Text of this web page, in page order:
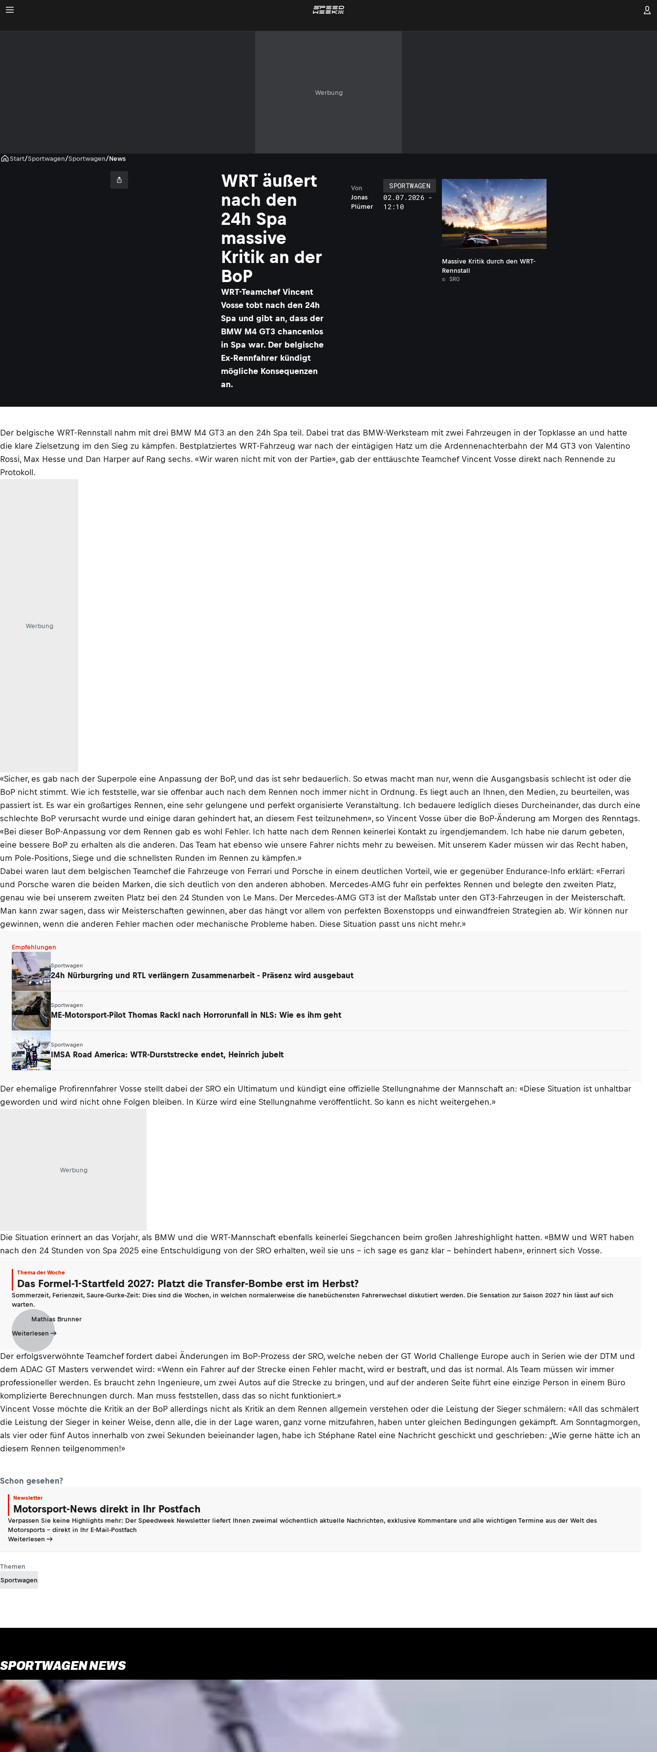
Werbung
Start/Sportwagen/Sportwagen/News
WRT äußert
nach den
24h Spa
massive
Kritik an der
BoP
WRT-Teamchef Vincent
Vosse tobt nach den 24h
Spa und gibt an, dass der
BMW M4 GT3 chancenlos
in Spa war. Der belgische
Ex-Rennfahrer kündigt
mögliche Konsequenzen
an.
Jonas
Plümer
Von
SPORTWAGEN
02.07.2026 -
12:10
Massive Kritik durch den WRT-
Rennstall
© SRO
Der belgische WRT-Rennstall nahm mit drei BMW M4 GT3 an den 24h Spa teil. Dabei trat das BMW-Werksteam mit zwei Fahrzeugen in der Topklasse an und hatte
die klare Zielsetzung im den Sieg zu kämpfen. Bestplatziertes WRT-Fahrzeug war nach der eintägigen Hatz um die Ardennenachterbahn der M4 GT3 von Valentino
Rossi, Max Hesse und Dan Harper auf Rang sechs. «Wir waren nicht mit von der Partie», gab der enttäuschte Teamchef Vincent Vosse direkt nach Rennende zu
Protokoll.
Werbung
«Sicher, es gab nach der Superpole eine Anpassung der BoP, und das ist sehr bedauerlich. So etwas macht man nur, wenn die Ausgangsbasis schlecht ist oder die
BoP nicht stimmt. Wie ich feststelle, war sie offenbar auch nach dem Rennen noch immer nicht in Ordnung. Es liegt auch an Ihnen, den Medien, zu beurteilen, was
passiert ist. Es war ein großartiges Rennen, eine sehr gelungene und perfekt organisierte Veranstaltung. Ich bedauere lediglich dieses Durcheinander, das durch eine
schlechte BoP verursacht wurde und einige daran gehindert hat, an diesem Fest teilzunehmen», so Vincent Vosse über die BoP-Änderung am Morgen des Renntags.
«Bei dieser BoP-Anpassung vor dem Rennen gab es wohl Fehler. Ich hatte nach dem Rennen keinerlei Kontakt zu irgendjemandem. Ich habe nie darum gebeten,
eine bessere BoP zu erhalten als die anderen. Das Team hat ebenso wie unsere Fahrer nichts mehr zu beweisen. Mit unserem Kader müssen wir das Recht haben,
um Pole-Positions, Siege und die schnellsten Runden im Rennen zu kämpfen.»
Dabei waren laut dem belgischen Teamchef die Fahrzeuge von Ferrari und Porsche in einem deutlichen Vorteil, wie er gegenüber Endurance-Info erklärt: «Ferrari
und Porsche waren die beiden Marken, die sich deutlich von den anderen abhoben. Mercedes-AMG fuhr ein perfektes Rennen und belegte den zweiten Platz,
genau wie bei unserem zweiten Platz bei den 24 Stunden von Le Mans. Der Mercedes-AMG GT3 ist der Maßstab unter den GT3-Fahrzeugen in der Meisterschaft.
Man kann zwar sagen, dass wir Meisterschaften gewinnen, aber das hängt vor allem von perfekten Boxenstopps und einwandfreien Strategien ab. Wir können nur
gewinnen, wenn die anderen Fehler machen oder mechanische Probleme haben. Diese Situation passt uns nicht mehr.»
Empfehlungen
Sportwagen
24h Nürburgring und RTL verlängern Zusammenarbeit - Präsenz wird ausgebaut
Sportwagen
ME-Motorsport-Pilot Thomas Rackl nach Horrorunfall in NLS: Wie es ihm geht
Sportwagen
IMSA Road America: WTR-Durststrecke endet, Heinrich jubelt
Der ehemalige Profirennfahrer Vosse stellt dabei der SRO ein Ultimatum und kündigt eine offizielle Stellungnahme der Mannschaft an: «Diese Situation ist unhaltbar
geworden und wird nicht ohne Folgen bleiben. In Kürze wird eine Stellungnahme veröffentlicht. So kann es nicht weitergehen.»
Werbung
Die Situation erinnert an das Vorjahr, als BMW und die WRT-Mannschaft ebenfalls keinerlei Siegchancen beim großen Jahreshighlight hatten. «BMW und WRT haben
nach den 24 Stunden von Spa 2025 eine Entschuldigung von der SRO erhalten, weil sie uns – ich sage es ganz klar – behindert haben», erinnert sich Vosse.
Thema der Woche
Das Formel-1-Startfeld 2027: Platzt die Transfer-Bombe erst im Herbst?
Sommerzeit, Ferienzeit, Saure-Gurke-Zeit: Dies sind die Wochen, in welchen normalerweise die hanebüchensten Fahrerwechsel diskutiert werden. Die Sensation zur Saison 2027 hin lässt auf sich
warten.
Mathias Brunner
Weiterlesen
Der erfolgsverwöhnte Teamchef fordert dabei Änderungen im BoP-Prozess der SRO, welche neben der GT World Challenge Europe auch in Serien wie der DTM und
dem ADAC GT Masters verwendet wird: «Wenn ein Fahrer auf der Strecke einen Fehler macht, wird er bestraft, und das ist normal. Als Team müssen wir immer
professioneller werden. Es braucht zehn Ingenieure, um zwei Autos auf die Strecke zu bringen, und auf der anderen Seite führt eine einzige Person in einem Büro
komplizierte Berechnungen durch. Man muss feststellen, dass das so nicht funktioniert.»
Vincent Vosse möchte die Kritik an der BoP allerdings nicht als Kritik an dem Rennen allgemein verstehen oder die Leistung der Sieger schmälern: «All das schmälert
die Leistung der Sieger in keiner Weise, denn alle, die in der Lage waren, ganz vorne mitzufahren, haben unter gleichen Bedingungen gekämpft. Am Sonntagmorgen,
als vier oder fünf Autos innerhalb von zwei Sekunden beieinander lagen, habe ich Stéphane Ratel eine Nachricht geschickt und geschrieben: „Wie gerne hätte ich an
diesem Rennen teilgenommen!»
Schon gesehen?
Newsletter
Motorsport-News direkt in Ihr Postfach
Verpassen Sie keine Highlights mehr: Der Speedweek Newsletter liefert Ihnen zweimal wöchentlich aktuelle Nachrichten, exklusive Kommentare und alle wichtigen Termine aus der Welt des
Motorsports - direkt in Ihr E-Mail-Postfach
Weiterlesen
Themen
Sportwagen
SPORTWAGEN NEWS